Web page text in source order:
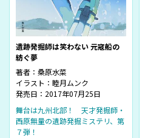
遺跡発掘師は笑わない 元寇船の
紡ぐ夢
著者： 桑原水菜
イラスト： 睦月ムンク
発売日：2017年07月25日
舞台は九州北部！ 天才発掘師・
西原無量の遺跡発掘ミステリ、第
７弾！